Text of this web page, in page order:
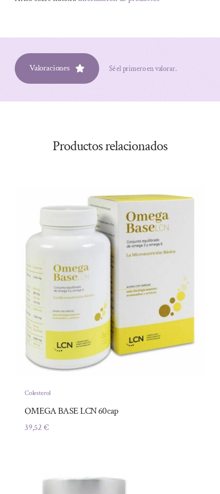
Valoraciones Sé el primero en valorar.
Productos relacionados
Colesterol
OMEGA BASE LCN 60cap
39,52 €